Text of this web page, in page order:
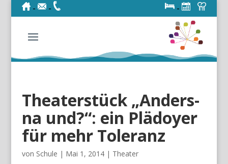
- - - -
Theaterstück „Anders-
na und?“: ein Plädoyer
für mehr Toleranz
von Schule | Mai 1, 2014| Theater